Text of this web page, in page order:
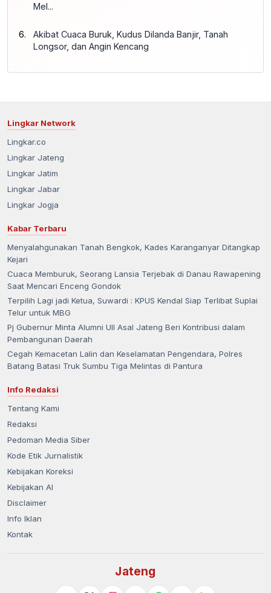
Mel...
Akibat Cuaca Buruk, Kudus Dilanda Banjir, Tanah
Longsor, dan Angin Kencang
Lingkar Network
Lingkar.co
Lingkar Jateng
Lingkar Jatim
Lingkar Jabar
Lingkar Jogja
Kabar Terbaru
Menyalahgunakan Tanah Bengkok, Kades Karanganyar Ditangkap
Kejari
Cuaca Memburuk, Seorang Lansia Terjebak di Danau Rawapening
Saat Mencari Enceng Gondok
Terpilih Lagi jadi Ketua, Suwardi : KPUS Kendal Siap Terlibat Suplai
Telur untuk MBG
Pj Gubernur Minta Alumni UII Asal Jateng Beri Kontribusi dalam
Pembangunan Daerah
Cegah Kemacetan Lalin dan Keselamatan Pengendara, Polres
Batang Batasi Truk Sumbu Tiga Melintas di Pantura
Info Redaksi
Tentang Kami
Redaksi
Pedoman Media Siber
Kode Etik Jurnalistik
Kebijakan Koreksi
Kebijakan AI
Disclaimer
Info Iklan
Kontak
Jateng